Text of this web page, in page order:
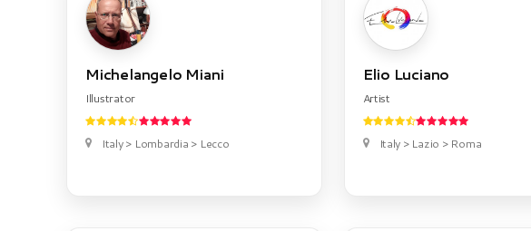
Michelangelo Miani
Illustrator
Italy > Lombardia > Lecco
Elio Luciano
Artist
Italy > Lazio > Roma